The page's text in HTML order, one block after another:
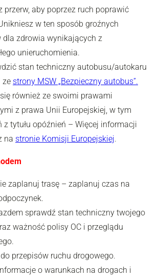
przerw, aby poprzez ruch poprawić
w ten sposób groźnych
dla zdrowia wynikających z
unieruchomienia.
stan techniczny autobusu/autokaru
ze strony MSW „Bezpieczny autobus”.
również ze swoimi prawami
z prawa Unii Europejskiej, w tym
z tytułu opóźnień – Więcej informacji
na stronie Komisji Europejskiej.
zaplanuj trasę – zaplanuj czas na
sprawdź stan techniczny twojego
ważność polisy OC i przeglądu
przepisów ruchu drogowego.
o warunkach na drogach i